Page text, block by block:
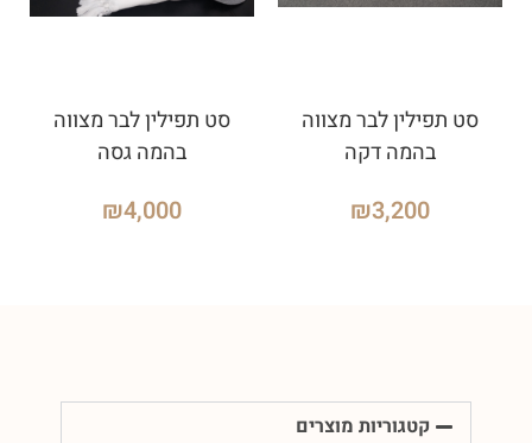
סט תפילין לבר מצווה
בהמה דקה
₪3,200
סט תפילין לבר מצווה
בהמה גסה
₪4,000
קטגוריות מוצרים